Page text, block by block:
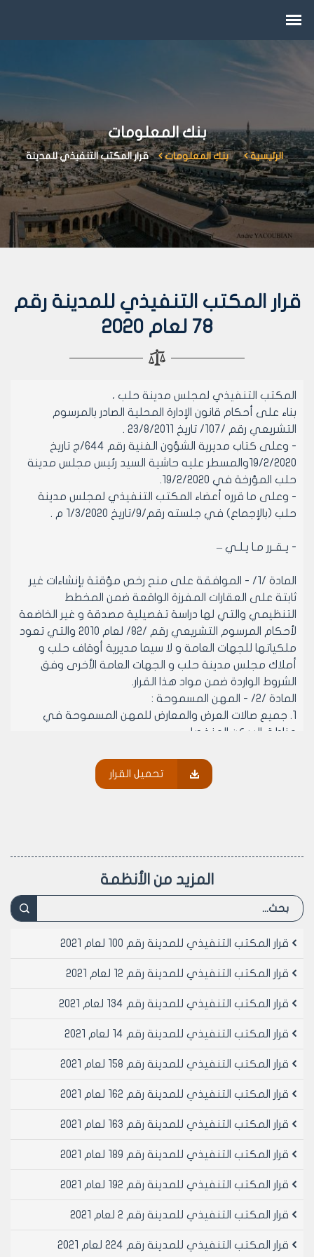
بنك المعلومات
الرئيسية بنك المعلومات قرار المكتب التنفيذي للمدينة
قرار المكتب التنفيذي للمدينة رقم
78 لعام 2020
المكتب التنفيذي لمجلس مدينة حلب ،
بناء على أحكام قانون الإدارة المحلية الصادر بالمرسوم
التشريعي رقم /107/ تاريخ 23/8/2011 .
- وعلى كتاب مديرية الشؤون الفنية رقم 644/ج تاريخ
19/2/2020والمسطر عليه حاشية السيد رئيس مجلس مدينة
حلب المؤرخة في 19/2/2020.
- وعلى ما قرره أعضاء المكتب التنفيذي لمجلس مدينة
حلب (بالإجماع) في جلسته رقم/9/تاريخ 1/3/2020 م .
- يـقـرر مـا يـلـي –
المادة /1/ - الموافقة على منح رخص مؤقتة بإنشاءات غير
ثابتة على العقارات المفرزة الواقعة ضمن المخطط
التنظيمي والتي لها دراسة تفصيلية مصدقة و غير الخاضعة
لأحكام المرسوم التشريعي رقم /82/ لعام 2010 والتي تعود
ملكياتها للجهات العامة و لا سيما مديرية أوقاف حلب و
أملاك مجلس مدينة حلب و الجهات العامة الأخرى وفق
الشروط الواردة ضمن مواد هذا القرار.
المادة /2/ - المهن المسموحة :
1. جميع صالات العرض والمعارض للمهن المسموحة في
مناطق السكن المنفصل.
صالات بيع التجهيزات الطبية و المخبرية أو العلمية –
الجمعيات الخيرية – بيوت الرياضة و مراكز اللياقة البدنية و
5. منشآت سياحية وكافتيريات ومطاعم ومقاهي (عدا
المنصوص عنها في القرارات الوزارية والإدارية النافذة.
8. مشاتل زراعية وصالات بيع الزهور والنباتات ومستلزماتها.
المؤقتة :
وبطابق واحد فقط وبارتفاع أعلى نقطة فيه /10/ متر عن
/75%/ من مساحة الطابق الأرضي
الطابق الأرضي و تدخل الوجائب المفروضة ضمن المساحات
المخصصة لمواقف السيارات ( مع أمكانية أن تكون مواقف
الطابق الأرضي يخصص جزء منه لخدمات عامة / خدمات
ومرآب سيارات....... الخ / على كامل مساحة الطابق الأرضي.
تحميل القرار
المزيد من الأنظمة
قرار المكتب التنفيذي للمدينة رقم 100 لعام 2021
قرار المكتب التنفيذي للمدينة رقم 12 لعام 2021
قرار المكتب التنفيذي للمدينة رقم 134 لعام 2021
قرار المكتب التنفيذي للمدينة رقم 14 لعام 2021
قرار المكتب التنفيذي للمدينة رقم 158 لعام 2021
قرار المكتب التنفيذي للمدينة رقم 162 لعام 2021
قرار المكتب التنفيذي للمدينة رقم 163 لعام 2021
قرار المكتب التنفيذي للمدينة رقم 189 لعام 2021
قرار المكتب التنفيذي للمدينة رقم 192 لعام 2021
قرار المكتب التنفيذي للمدينة رقم 2 لعام 2021
قرار المكتب التنفيذي للمدينة رقم 224 لعام 2021